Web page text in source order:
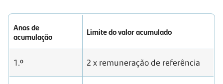
Anos de
acumulação
Limite do valor acumulado
1.º 2 x remuneração de referência